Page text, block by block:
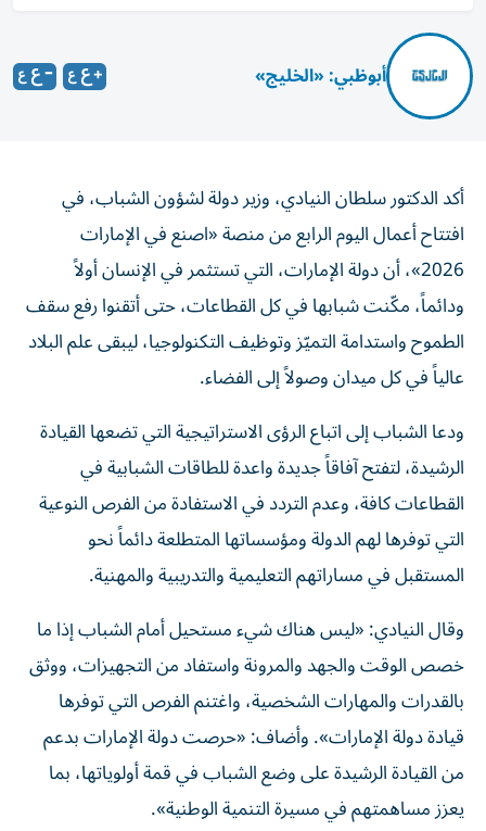
أبوظبي: «الخليج»
أكد الدكتور سلطان النيادي، وزير دولة لشؤون الشباب، في
افتتاح أعمال اليوم الرابع من منصة «اصنع في الإمارات
2026»، أن دولة الإمارات، التي تستثمر في الإنسان أولاً
ودائماً، مكّنت شبابها في كل القطاعات، حتى أتقنوا رفع سقف
الطموح واستدامة التميّز وتوظيف التكنولوجيا، ليبقى علم البلاد
عالياً في كل ميدان وصولاً إلى الفضاء.
ودعا الشباب إلى اتباع الرؤى الاستراتيجية التي تضعها القيادة
الرشيدة، لتفتح آفاقاً جديدة واعدة للطاقات الشبابية في
القطاعات كافة، وعدم التردد في الاستفادة من الفرص النوعية
التي توفرها لهم الدولة ومؤسساتها المتطلعة دائماً نحو
المستقبل في مساراتهم التعليمية والتدريبية والمهنية.
وقال النيادي: «ليس هناك شيء مستحيل أمام الشباب إذا ما
خصص الوقت والجهد والمرونة واستفاد من التجهيزات، ووثق
بالقدرات والمهارات الشخصية، واغتنم الفرص التي توفرها
قيادة دولة الإمارات». وأضاف: «حرصت دولة الإمارات بدعم
من القيادة الرشيدة على وضع الشباب في قمة أولوياتها، بما
يعزز مساهمتهم في مسيرة التنمية الوطنية».